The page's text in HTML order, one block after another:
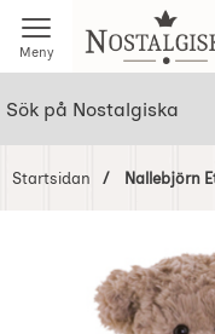
Meny
Startsidan Nallebjörn